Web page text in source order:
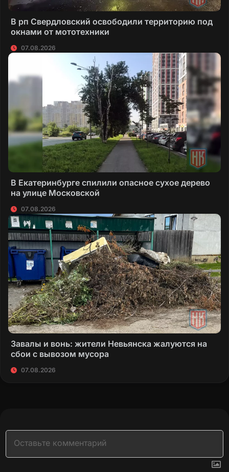
В рп Свердловский освободили территорию под
окнами от мототехники
07.08.2026
В Екатеринбурге спилили опасное сухое дерево
на улице Московской
07.08.2026
Завалы и вонь: жители Невьянска жалуются на
сбои с вывозом мусора
07.08.2026